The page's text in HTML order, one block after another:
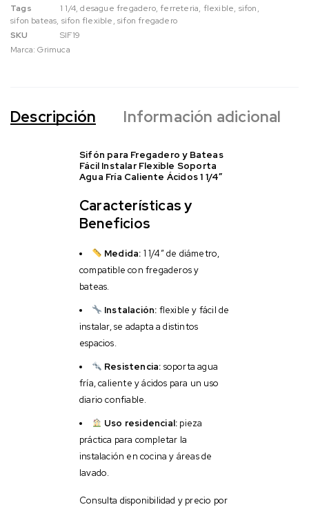
Tags
1 1/4,desague fregadero,ferreteria, flexible, sifon,
sifon bateas, sifon flexible,sifon fregadero
SKU
SIF19
Marca:Grimuca
Descripción Información adicional
Sifón para Fregadero y Bateas
Fácil Instalar Flexible Soporta
Agua Fría Caliente Ácidos 1 1/4″
Características y
Beneficios
Medida: 1 1/4″ de diámetro,
compatible con fregaderos y
bateas.
Instalación: flexible y fácil de
instalar, se adapta a distintos
espacios.
Resistencia: soporta agua
fría, caliente y ácidos para un uso
diario confiable.
Uso residencial: pieza
práctica para completar la
instalación en cocina y áreas de
lavado.
Consulta disponibilidad y precio por